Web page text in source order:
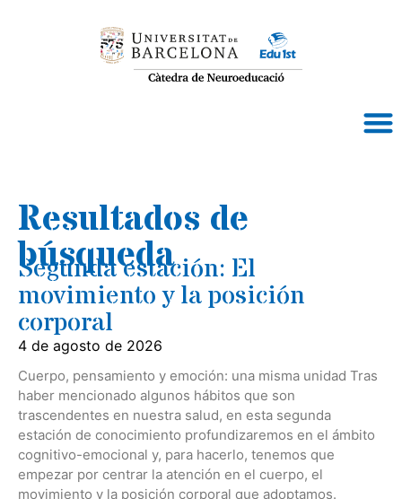
Segunda estación: El
movimiento y la posición
corporal
4 de agosto de 2026
Cuerpo, pensamiento y emoción: una misma unidad Tras
haber mencionado algunos hábitos que son
trascendentes en nuestra salud, en esta segunda
estación de conocimiento profundizaremos en el ámbito
cognitivo-emocional y, para hacerlo, tenemos que
empezar por centrar la atención en el cuerpo, el
movimiento y la posición corporal que adoptamos.